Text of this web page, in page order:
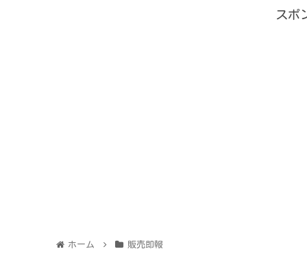
スポ
ホーム 販売即報